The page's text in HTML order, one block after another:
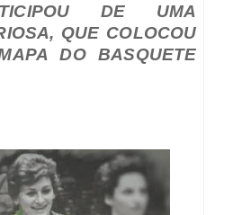
DE UMA
QUE COLOCOU
DO BASQUETE